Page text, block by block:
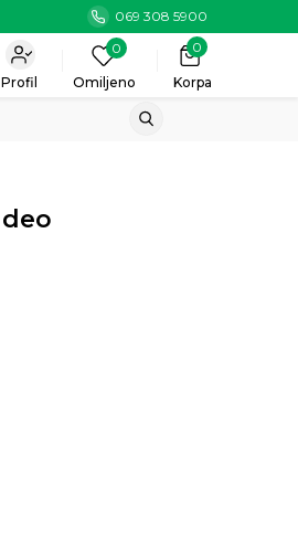
069 308 5900
Korpa
0
0
Omiljeno
Profil